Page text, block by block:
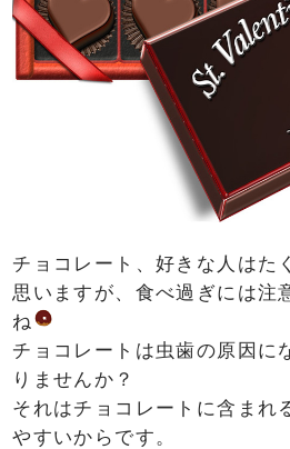
チョコレート、好きな人はた
思いますが、食べ過ぎには注
ね
チョコレートは虫歯の原因に
りませんか？
それはチョコレートに含まれ
やすいからです。